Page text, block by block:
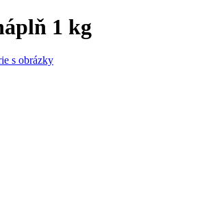
1 kg
s obrázky